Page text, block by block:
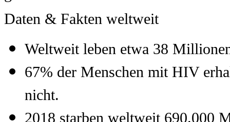
Daten & Fakten weltweit
Weltweit leben etwa 38
67% der Menschen mit HIV
nicht.
2018 starben weltweit 690.000